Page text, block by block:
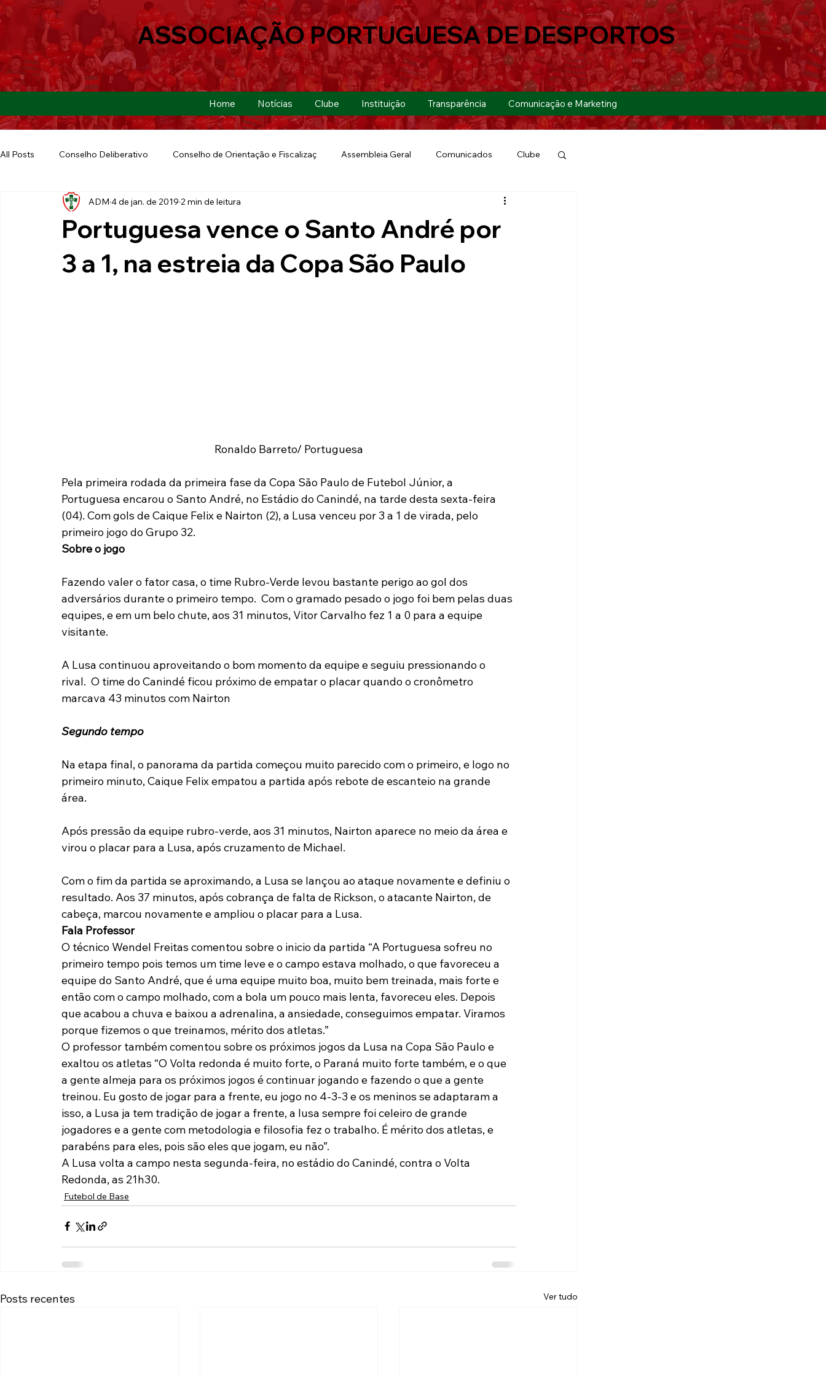
Home Notícias Clube Instituição Transparência Comunicação e Marketing
ASSOCIAÇÃO PORTUGUESA DE DESPORTOS
All Posts Conselho Deliberativo Conselho de Orientação e Fiscalizaç Assembleia Geral Comunicados Clube
Ação Social Futebol Americano Copa São Paulo
Futebol de Base Futebol de Quintal Lusa Run 2019 Lusa Futebol Feminino
Portuguesa vence o Santo André por
3 a 1, na estreia da Copa São Paulo
ADM 4 de jan. de 2019 2 min de leitura
Ronaldo Barreto/ Portuguesa
Pela primeira rodada da primeira fase da Copa São Paulo de Futebol Júnior, a
Portuguesa encarou o Santo André, no Estádio do Canindé, na tarde desta sexta-feira
(04). Com gols de Caique Felix e Nairton (2), a Lusa venceu por 3 a 1 de virada, pelo
primeiro jogo do Grupo 32.
Sobre o jogo
Fazendo valer o fator casa, o time Rubro-Verde levou bastante perigo ao gol dos
adversários durante o primeiro tempo.  Com o gramado pesado o jogo foi bem pelas duas
equipes, e em um belo chute, aos 31 minutos, Vitor Carvalho fez 1 a 0 para a equipe
visitante.
A Lusa continuou aproveitando o bom momento da equipe e seguiu pressionando o
rival.  O time do Canindé ficou próximo de empatar o placar quando o cronômetro
marcava 43 minutos com Nairton
Segundo tempo
Na etapa final, o panorama da partida começou muito parecido com o primeiro, e logo no
primeiro minuto, Caique Felix empatou a partida após rebote de escanteio na grande
área.
Após pressão da equipe rubro-verde, aos 31 minutos, Nairton aparece no meio da área e
virou o placar para a Lusa, após cruzamento de Michael.
Com o fim da partida se aproximando, a Lusa se lançou ao ataque novamente e definiu o
resultado. Aos 37 minutos, após cobrança de falta de Rickson, o atacante Nairton, de
cabeça, marcou novamente e ampliou o placar para a Lusa.
Fala Professor
O técnico Wendel Freitas comentou sobre o inicio da partida “A Portuguesa sofreu no
primeiro tempo pois temos um time leve e o campo estava molhado, o que favoreceu a
equipe do Santo André, que é uma equipe muito boa, muito bem treinada, mais forte e
então com o campo molhado, com a bola um pouco mais lenta, favoreceu eles. Depois
que acabou a chuva e baixou a adrenalina, a ansiedade, conseguimos empatar. Viramos
porque fizemos o que treinamos, mérito dos atletas.”
O professor também comentou sobre os próximos jogos da Lusa na Copa São Paulo e
exaltou os atletas “O Volta redonda é muito forte, o Paraná muito forte também, e o que
a gente almeja para os próximos jogos é continuar jogando e fazendo o que a gente
treinou. Eu gosto de jogar para a frente, eu jogo no 4-3-3 e os meninos se adaptaram a
isso, a Lusa ja tem tradição de jogar a frente, a lusa sempre foi celeiro de grande
jogadores e a gente com metodologia e filosofia fez o trabalho. É mérito dos atletas, e
parabéns para eles, pois são eles que jogam, eu não”.
A Lusa volta a campo nesta segunda-feira, no estádio do Canindé, contra o Volta
Redonda, as 21h30.
Futebol de Base
Posts recentes Ver tudo